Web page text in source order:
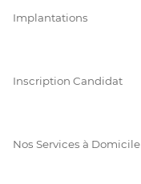
Implantations
Inscription Candidat
Nos Services à Domicile